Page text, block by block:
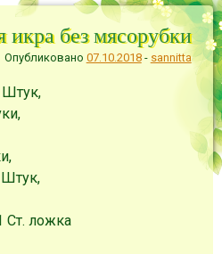
икра без мясорубки
Опубликовано 07.10.2018- sannitta
Штук,
Ст. ложка